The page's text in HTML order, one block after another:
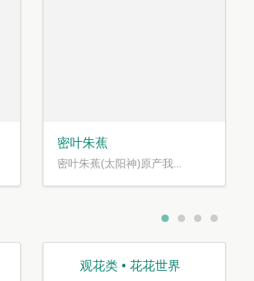
密叶朱蕉
密叶朱蕉(太阳神)原产我...
观花类 • 花花世界